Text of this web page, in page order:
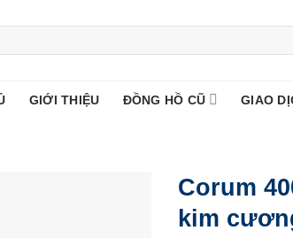
GIỚI THIỆU ĐỒNG HỒ CŨ GIAO
Corum
kim